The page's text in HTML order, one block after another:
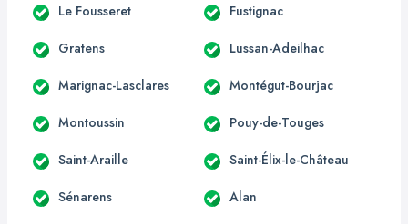
Le Fousseret Fustignac
Gratens Lussan-Adeilhac
Marignac-Lasclares Montégut-Bourjac
Montoussin Pouy-de-Touges
Saint-Araille Saint-Élix-le-Château
Sénarens Alan